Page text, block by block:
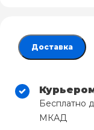
Доставка
Бесплатно
МКАД